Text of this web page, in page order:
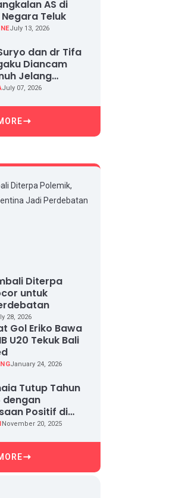
AS di
Teluk
July 13, 2026
dan dr Tifa
Diancam
Jelang
Klaim Ada
July 07, 2026
Diterpa
untuk
28, 2026
Gol Eriko Bawa
U20 Tekuk Bali
January 24, 2026
Tutup Tahun
dengan
Positif di
Test
November 20, 2025